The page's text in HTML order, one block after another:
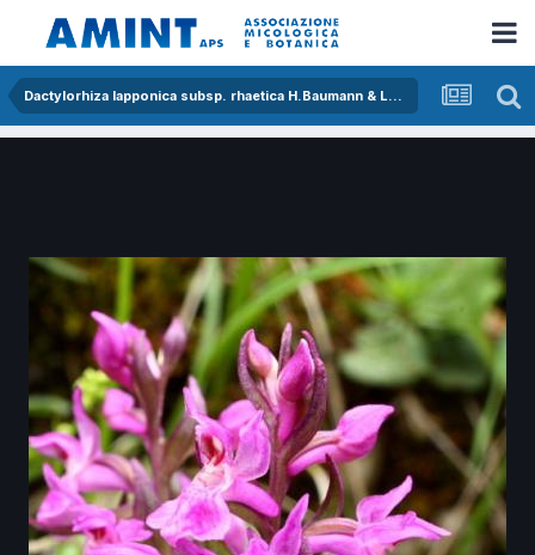
Dactylorhiza lapponica subsp. rhaetica H.Baumann & Lorenz